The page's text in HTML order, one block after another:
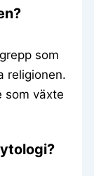
som
religionen.
som växte